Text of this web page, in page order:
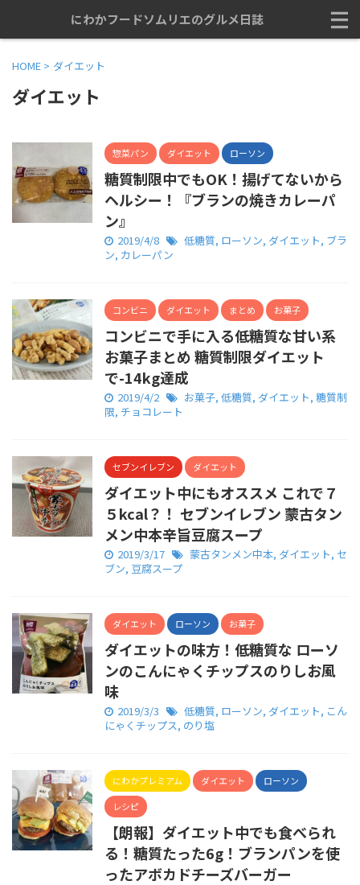
にわかフードソムリエのグルメ日誌
HOME > ダイエット
ダイエット
惣菜パン ダイエット ローソン
糖質制限中でもOK！揚げてないから
ヘルシー！『ブランの焼きカレーパ
ン』
2019/4/8 低糖質, ローソン, ダイエット, ブラ
ン, カレーパン
コンビニ ダイエット まとめ お菓子
コンビニで手に入る低糖質な甘い系
お菓子まとめ 糖質制限ダイエット
で-14kg達成
2019/4/2 お菓子, 低糖質, ダイエット, 糖質制
限, チョコレート
セブンイレブン ダイエット
ダイエット中にもオススメ これで７
５kcal？！ セブンイレブン 蒙古タン
メン中本辛旨豆腐スープ
2019/3/17 蒙古タンメン中本, ダイエット, セ
ブン, 豆腐スープ
ダイエット ローソン お菓子
ダイエットの味方！低糖質な ローソ
ンのこんにゃくチップスのりしお風
味
2019/3/3 低糖質, ローソン, ダイエット, こん
にゃくチップス, のり塩
にわかプレミアム ダイエット
ローソン
レシピ
【朗報】ダイエット中でも食べられ
る！糖質たった6g！ブランパンを使
ったアボカドチーズバーガー